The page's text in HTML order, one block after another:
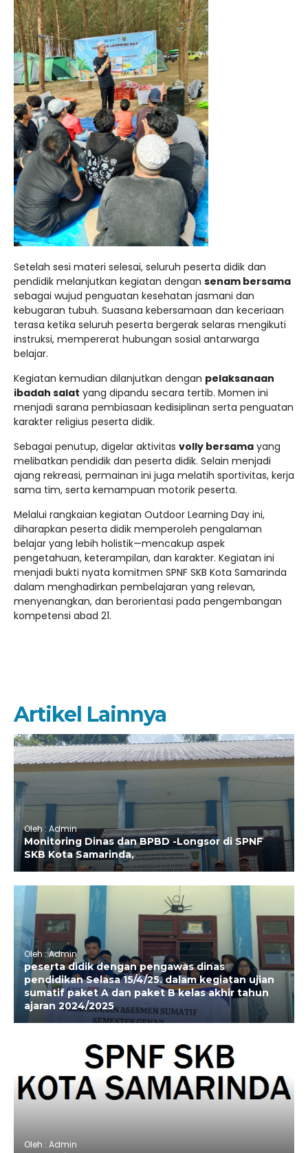
Setelah sesi materi selesai, seluruh peserta didik dan
pendidik melanjutkan kegiatan dengan senam bersama
sebagai wujud penguatan kesehatan jasmani dan
kebugaran tubuh. Suasana kebersamaan dan keceriaan
terasa ketika seluruh peserta bergerak selaras mengikuti
instruksi, mempererat hubungan sosial antarwarga
belajar.
Kegiatan kemudian dilanjutkan dengan pelaksanaan
ibadah salat yang dipandu secara tertib. Momen ini
menjadi sarana pembiasaan kedisiplinan serta penguatan
karakter religius peserta didik.
Sebagai penutup, digelar aktivitas volly bersama yang
melibatkan pendidik dan peserta didik. Selain menjadi
ajang rekreasi, permainan ini juga melatih sportivitas, kerja
sama tim, serta kemampuan motorik peserta.
Melalui rangkaian kegiatan Outdoor Learning Day ini,
diharapkan peserta didik memperoleh pengalaman
belajar yang lebih holistik—mencakup aspek
pengetahuan, keterampilan, dan karakter. Kegiatan ini
menjadi bukti nyata komitmen SPNF SKB Kota Samarinda
dalam menghadirkan pembelajaran yang relevan,
menyenangkan, dan berorientasi pada pengembangan
kompetensi abad 21.
Artikel Lainnya
Oleh : Admin
Monitoring Dinas dan BPBD -Longsor di SPNF
SKB Kota Samarinda,
Oleh : Admin
peserta didik dengan pengawas dinas
pendidikan Selasa 15/4/25. dalam kegiatan ujian
sumatif paket A dan paket B kelas akhir tahun
ajaran 2024/2025
Oleh : Admin